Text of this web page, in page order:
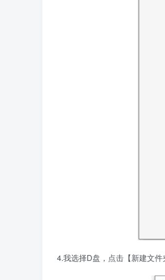
4.我选择D盘，点击【新建文件